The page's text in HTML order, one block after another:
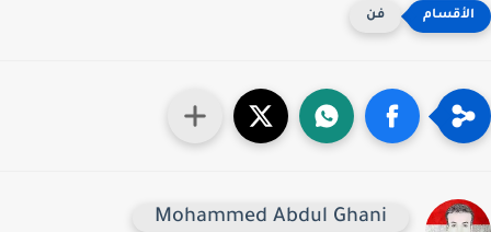
فن
Mohammed Abdul Ghani